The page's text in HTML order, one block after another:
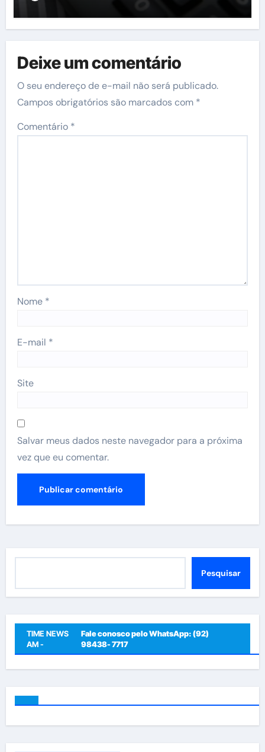
Deixe um comentário
O seu endereço de e-mail não será publicado.
Campos obrigatórios são marcados com *
Comentário *
Nome *
E-mail *
Site
Salvar meus dados neste navegador para a próxima
vez que eu comentar.
Pesquisar
TIME NEWS
AM -
Fale conosco pelo WhatsApp: (92)
98438- 7717